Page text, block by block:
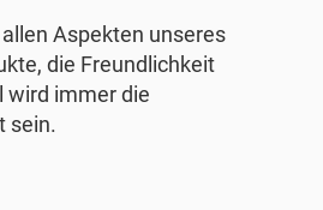
Aspekten unseres
die Freundlichkeit
wird immer die
sein.